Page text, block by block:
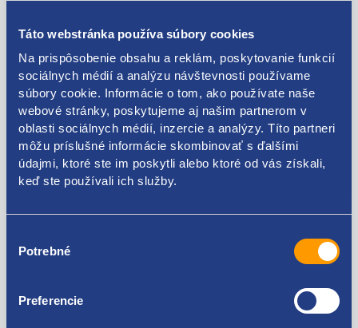
Táto webstránka používa súbory cookies
Na prispôsobenie obsahu a reklám, poskytovanie funkcií
sociálnych médií a analýzu návštevnosti používame
súbory cookie. Informácie o tom, ako používate naše
webové stránky, poskytujeme aj našim partnerom v
oblasti sociálnych médií, inzercie a analýzy. Títo partneri
môžu príslušné informácie skombinovať s ďalšími
údajmi, ktoré ste im poskytli alebo ktoré od vás získali,
keď ste používali ich služby.
súhlasu
Potrebné
Preferencie
Kód: 116925
Výrobca: VAG
skladom 2 ks
972.33 EUR
790.51 EUR bez DPH
pre ABS a posilňovač
komplet
Kód: 57298
Stav dielu: použitý diel
Výrobca: ŠKODA
skladom 5+ ks
35.36 EUR